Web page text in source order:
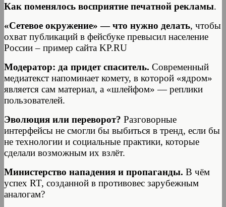
Как поменялось восприятие печатной рекламы.
«Сетевое окружение» — что нужно делать, чтобы
охват публикаций в фейсбуке превысил население
России – пример сайта KP.RU
Модератор: да придет спаситель. Современный
медиатекст напоминает комету, в которой «ядром»
является сам материал, а «шлейфом» — реплики
пользователей.
Эволюция или переворот? Разговорные
интерфейсы не смогли бы выбиться в тренд, если бы
не технологии и социальные практики, которые
сделали возможным их взлёт.
Министерство нападения и пропаганды. В чём
успех RT, созданной в противовес зарубежным
аналогам?